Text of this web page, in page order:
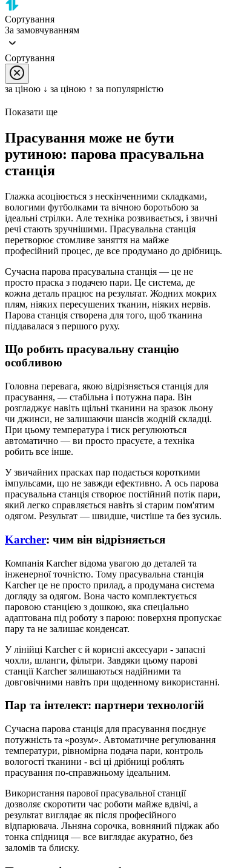
Сортування
За замовчуванням
Сортування
за цiною ↓ за цiною ↑ за популярністю
Показати ще
Прасування може не бути
рутиною: парова прасувальна
станція
Глажка асоціюється з нескінченними складками,
вологими футболками та вічною боротьбою за
ідеальні стрілки. Але техніка розвивається, і звичні
речі стають зручнішими. Прасувальна станція
перетворює стомливе заняття на майже
професійний процес, де все продумано до дрібниць.
Сучасна парова прасувальна станція — це не
просто праска з подачею пари. Це система, де
кожна деталь працює на результат. Жодних мокрих
плям, ніяких пересушених тканин, ніяких нервів.
Парова станція створена для того, щоб тканина
піддавалася з першого руху.
Що робить прасувальну станцію
особливою
Головна перевага, якою відрізняється станція для
прасування, — стабільна і потужна пара. Він
розгладжує навіть щільні тканини на зразок льону
чи джинси, не залишаючи шансів жодній складці.
При цьому температура і тиск регулюються
автоматично — ви просто прасуєте, а техніка
робить все інше.
У звичайних прасках пар подається короткими
імпульсами, що не завжди ефективно. А ось парова
прасувальна станція створює постійний потік пари,
який легко справляється навіть зі старим пом'ятим
одягом. Результат — швидше, чистіше та без зусиль.
Karcher: чим він відрізняється
Компанія Karcher відома увагою до деталей та
інженерної точністю. Тому прасувальна станція
Karcher це не просто прилад, а продумана система
догляду за одягом. Вона часто комплектується
паровою станцією з дошкою, яка спеціально
адаптована під роботу з парою: поверхня пропускає
пару та не залишає конденсат.
У лінійці Karcher є й корисні аксесуари - запасні
чохли, шланги, фільтри. Завдяки цьому парові
станції Karcher залишаються надійними та
довговічними навіть при щоденному використанні.
Пар та інтелект: партнери технологій
Сучасна парова станція для прасування поєднує
потужність та «розум». Автоматичне регулювання
температури, рівномірна подача пари, контроль
вологості тканини - всі ці дрібниці роблять
прасування по-справжньому ідеальним.
Використання парової прасувальної станції
дозволяє скоротити час роботи майже вдвічі, а
результат виглядає як після професійного
відпарювача. Льняна сорочка, вовняний піджак або
тонка спідниця — все виглядає акуратно, без
заломів та блиску.